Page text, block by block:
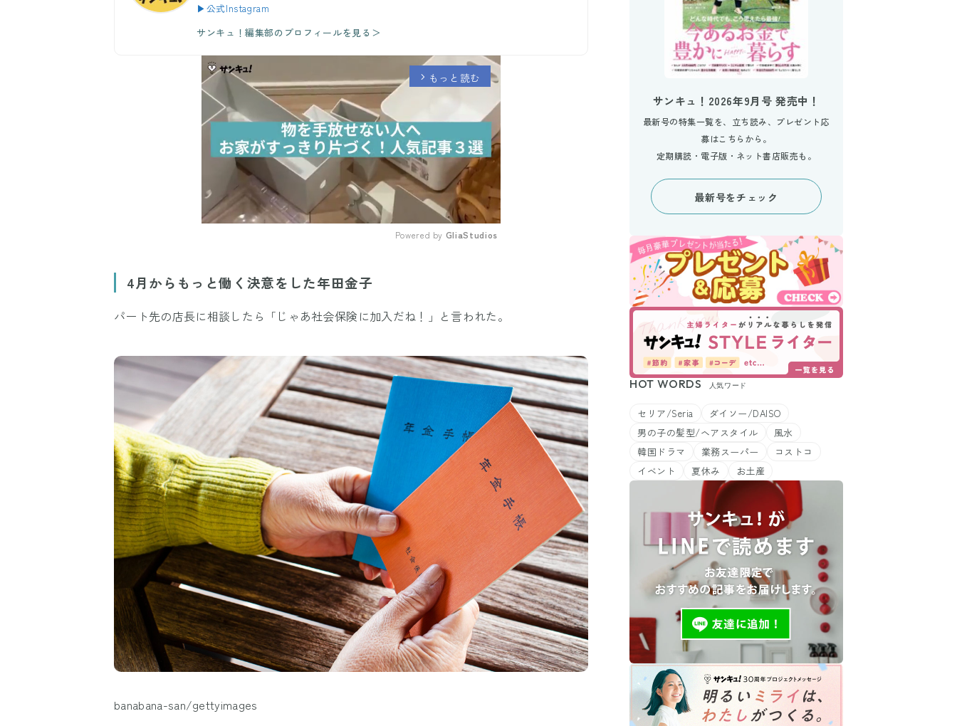
▶公式Instagram
サンキュ！編集部のプロフィールを見る＞
arrow_forward_ios もっと読む
Powered by GliaStudios
4月からもっと働く決意をした年田金子
パート先の店長に相談したら「じゃあ社会保険に加入だね！」と言われた。
banabana-san/gettyimages
サンキュ！2026年9月号 発売中！
最新号の特集一覧を、立ち読み、プレゼント応
募はこちらから。
定期購読・電子版・ネット書店販売も。
最新号をチェック
HOT WORDS 人気ワード
セリア/Seria
ダイソー/DAISO
男の子の髪型/ヘアスタイル
風水
韓国ドラマ
業務スーパー
コストコ
イベント
夏休み お土産